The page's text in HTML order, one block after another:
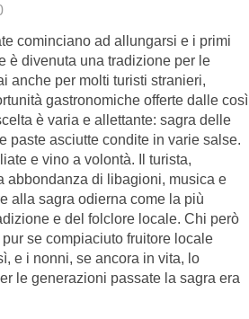
cominciano ad allungarsi e i primi
è divenuta una tradizione per le
anche per molti turisti stranieri,
gastronomiche offerte dalle così
è varia e allettante: sagra delle
paste asciutte condite in varie salse.
e vino a volontà. Il turista,
abbondanza di libagioni, musica e
alla sagra odierna come la più
e del folclore locale. Chi però
se compiaciuto fruitore locale
e i nonni, se ancora in vita, lo
le generazioni passate la sagra era